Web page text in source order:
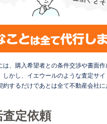
は、購入希望者との条件交渉や書面
しかし、イエウールのような査定サ
約するだけであとは全て不動産会社に
査定依頼